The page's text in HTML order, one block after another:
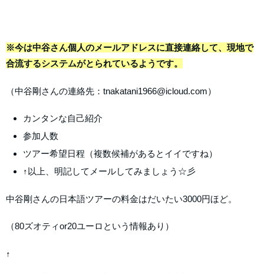
※今は中谷さん個人のメールアドレスに直接連絡して、現地で
合流するシステムがとられているようです。
（中谷剛さんの連絡先：tnakatani1966@icloud.com）
カンタンな自己紹介
参加人数
ツアー希望日程（複数候補があるとイイですね）
↑以上、明記してメールしてみましょう☆彡
中谷剛さんの日本語ツアーの料金はだいたい3000円ほど。
（80ズオティor20ユーロという情報あり）
↑